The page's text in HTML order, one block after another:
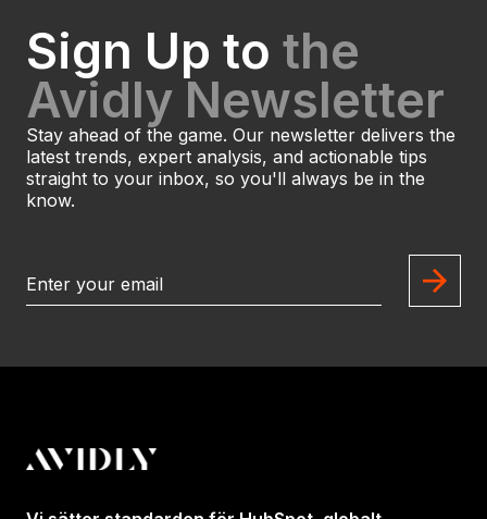
Sign Up to the
Avidly Newsletter
Stay ahead of the game. Our newsletter delivers the
latest trends, expert analysis, and actionable tips
straight to your inbox, so you'll always be in the
know.